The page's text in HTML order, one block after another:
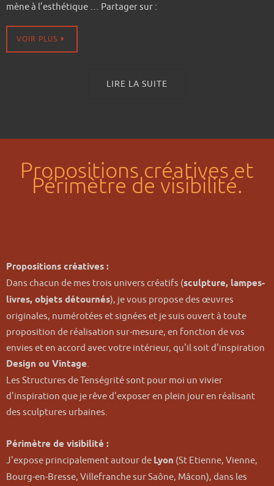
mène à l’esthétique … Partager sur :
VOIR PLUS
LIRE LA SUITE
Propositions créatives et
Périmètre de visibilité.
Propositions créatives :
Dans chacun de mes trois univers créatifs (sculpture, lampes-
livres, objets détournés), je vous propose des œuvres
originales, numérotées et signées et je suis ouvert à toute
proposition de réalisation sur-mesure, en fonction de vos
envies et en accord avec votre intérieur, qu'il soit d'inspiration
Design ou Vintage.
Les Structures de Tenségrité sont pour moi un vivier
d'inspiration que je rêve d'exposer en plein jour en réalisant
des sculptures urbaines.
Périmètre de visibilité :
J'expose principalement autour de Lyon (St Etienne, Vienne,
Bourg-en-Bresse, Villefranche sur Saône, Mâcon), dans les